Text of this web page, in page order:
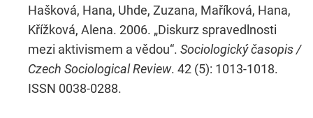
Hašková, Hana, Uhde, Zuzana, Maříková, Hana,
Křížková, Alena. 2006. „Diskurz spravedlnosti
mezi aktivismem a vědou“. Sociologický časopis /
Czech Sociological Review. 42 (5): 1013-1018.
ISSN 0038-0288.